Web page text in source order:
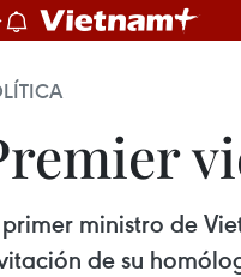
primer ministro de
de su